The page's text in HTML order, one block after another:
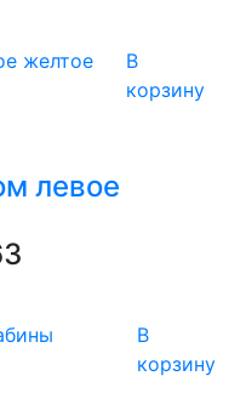
В
корзину
левое
В
корзину